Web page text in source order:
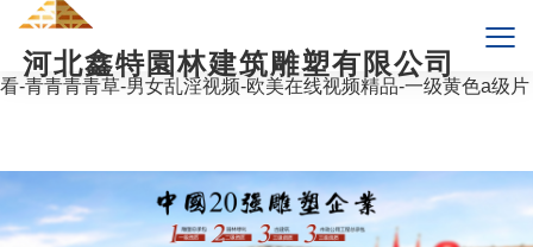
爱爱综合网-波多野结衣影片-岛国av网站-无码国产精品一区二区
高潮-艳母在线视频-婷婷视频在线观看-第一色影院-天堂v在线观
看-国产成人无码精品久久二区三-亚拍一区-草莓视频黄色在线观
看-青青青青草-男女乱淫视频-欧美在线视频精品-一级黄色a级片
河北鑫特園林建筑雕塑有限公司